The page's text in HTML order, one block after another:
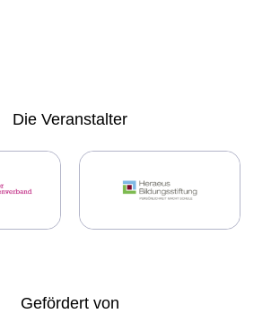
Die Veranstalter
Gefördert von